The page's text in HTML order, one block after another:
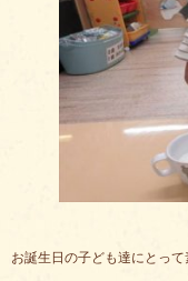
お誕生日の子ども達にとっ